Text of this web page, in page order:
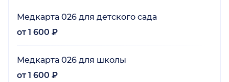
Медкарта 026 для детского сада
от 1 600 ₽
Медкарта 026 для школы
от 1 600 ₽